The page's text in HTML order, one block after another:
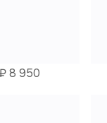
₽8 950